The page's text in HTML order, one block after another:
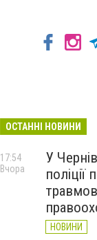
ОСТАННІ НОВИНИ
У
НОВИНИ
17:54
Вчора